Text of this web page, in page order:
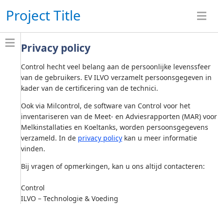
Project Title
Privacy policy
Control hecht veel belang aan de persoonlijke levenssfeer
van de gebruikers. EV ILVO verzamelt persoonsgegeven in
kader van de certificering van de technici.
Ook via Milcontrol, de software van Control voor het
inventariseren van de Meet- en Adviesrapporten (MAR) voor
Melkinstallaties en Koeltanks, worden persoonsgegevens
verzameld. In de privacy policy kan u meer informatie
vinden.
Bij vragen of opmerkingen, kan u ons altijd contacteren:
Control
ILVO – Technologie & Voeding